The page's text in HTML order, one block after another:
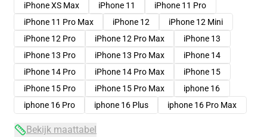
iPhone XS Max
iPhone 11
iPhone 11 Pro
iPhone 11 Pro Max
iPhone 12
iPhone 12 Mini
iPhone 12 Pro
iPhone 12 Pro Max
iPhone 13
iPhone 13 Pro
iPhone 13 Pro Max
iPhone 14
iPhone 14 Pro
iPhone 14 Pro Max
iPhone 15
iPhone 15 Pro
iPhone 15 Pro Max
iphone 16
iphone 16 Pro
iphone 16 Plus iphone 16 Pro Max
Bekijk maattabel